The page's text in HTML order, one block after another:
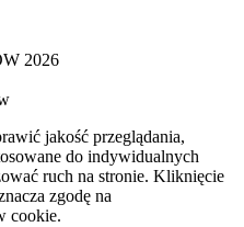
jakość przeglądania,
do indywidualnych
ruch na stronie. Kliknięcie
zgodę na
cookie.